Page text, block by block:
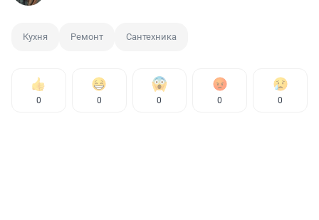
Кухня Ремонт Сантехника
0 0 0 0 0